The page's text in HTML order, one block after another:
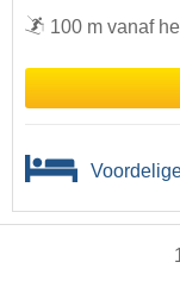
100 m vanaf